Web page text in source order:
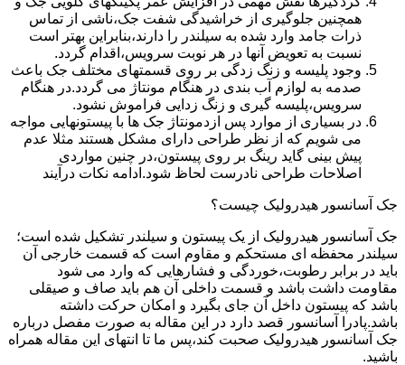
همچنین جلوگیری از خراشیدگی شفت جک،ناشی از تماس
ذرات جامد وارد شده به سیلندر را دارند،بنابراین بهتر است
نسبت به تعویض آنها در هر نوبت سرویس،اقدام گردد.
وجود پلیسه و زنگ زدگی بر روی قسمتهای مختلف جک باعث
صدمه به لوازم آب بندی در هنگام مونتاژ می گردد.در هنگام
سرویس،پلیسه گیری و زنگ زدایی فراموش نشود.
در بسیاری از موارد پس ازدمونتاژ جک ها با پیستونهایی مواجه
می شویم که از نظر طراحی دارای مشکل هستند مثلا عدم
پیش بینی گاید رینگ بر روی پیستون،در چنین مواردی
اصلاحات طراحی نادرست لحاظ شود.ادامه نکات درآیند
جک آسانسور هیدرولیک چیست؟
جک آسانسور هیدرولیک از یک پیستون و سیلندر تشکیل شده است؛
سیلندر محفظه ای مستحکم و مقاوم است که قسمت خارجی آن
باید در برابر رطوبت،خوردگی و فشارهایی که وارد می شود
مقاومت داشت باشد و قسمت داخلی آن هم باید صاف و صیقلی
باشد که پیستون داخل آن جای بگیرد و امکان حرکت داشته
باشد.پادرا آسانسور قصد دارد در این مقاله به صورت مفصل درباره
جک آسانسور هیدرولیک صحبت کند،پس ما تا انتهای این مقاله همراه
باشید.